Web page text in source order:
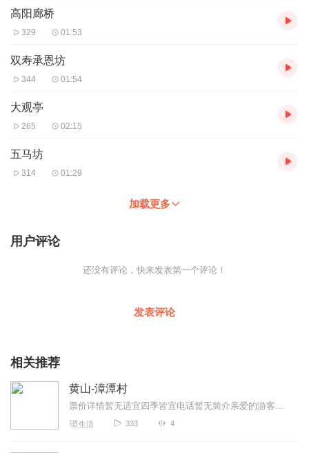
高阳廊桥
329 01:53
双寿承恩坊
344 01:54
大观亭
265 02:15
五马坊
314 01:29
加载更多
用户评论
还没有评论，快来发表第一个评论！
发表评论
相关推荐
黄山-漳潭村
票价详情暂无适宜四季皆宜电话暂无简介亲爱的游客朋友们，欢迎您来到安徽省，漳潭村。漳潭村地处安徽省歙县南部，坐落于国家4A级风景区——新安江山水画廊...
生活 333 4